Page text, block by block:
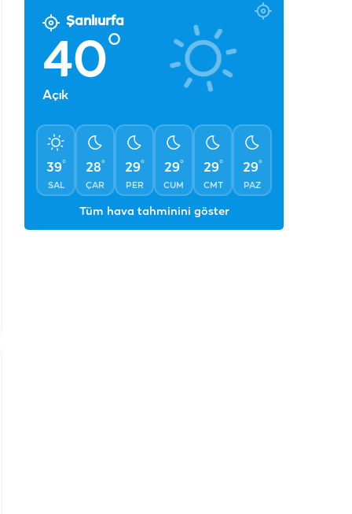
Şanlıurfa
40°
Açık
39°
SAL
28°
ÇAR
29°
PER
29°
CUM
29°
CMT
29°
PAZ
Tüm hava tahminini göster